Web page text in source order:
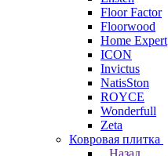
Floor Factor
Floorwood
Home Expert
ICON
Invictus
NatisSton
ROYCE
Wonderfull
Zeta
Ковровая плитка
Назад